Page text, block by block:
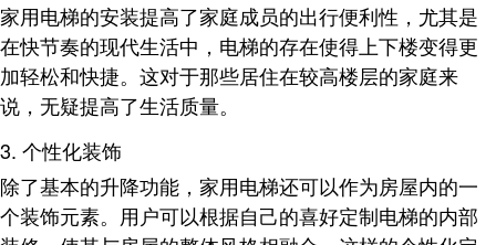
家用电梯的安装提高了家庭成员的出行便利性，尤其是
在快节奏的现代生活中，电梯的存在使得上下楼变得更
加轻松和快捷。这对于那些居住在较高楼层的家庭来
说，无疑提高了生活质量。
3. 个性化装饰
除了基本的升降功能，家用电梯还可以作为房屋内的一
个装饰元素。用户可以根据自己的喜好定制电梯的内部